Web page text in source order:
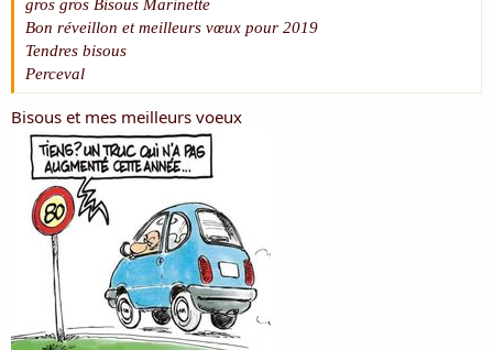
gros gros Bisous Marinette
Bon réveillon et meilleurs vœux pour 2019
Tendres bisous
Perceval
Bisous et mes meilleurs voeux